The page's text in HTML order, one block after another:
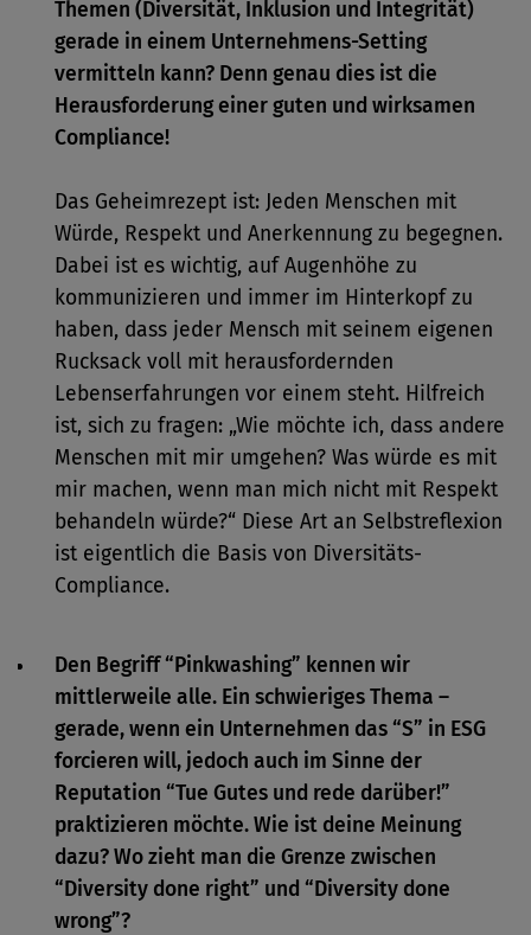
Themen (Diversität, Inklusion und Integrität)
gerade in einem Unternehmens-Setting
vermitteln kann? Denn genau dies ist die
Herausforderung einer guten und wirksamen
Compliance!
Das Geheimrezept ist: Jeden Menschen mit
Würde, Respekt und Anerkennung zu begegnen.
Dabei ist es wichtig, auf Augenhöhe zu
kommunizieren und immer im Hinterkopf zu
haben, dass jeder Mensch mit seinem eigenen
Rucksack voll mit herausfordernden
Lebenserfahrungen vor einem steht. Hilfreich
ist, sich zu fragen: „Wie möchte ich, dass andere
Menschen mit mir umgehen? Was würde es mit
mir machen, wenn man mich nicht mit Respekt
behandeln würde?“ Diese Art an Selbstreflexion
ist eigentlich die Basis von Diversitäts-
Compliance.
Den Begriff “Pinkwashing” kennen wir
mittlerweile alle. Ein schwieriges Thema –
gerade, wenn ein Unternehmen das “S” in ESG
forcieren will, jedoch auch im Sinne der
Reputation “Tue Gutes und rede darüber!”
praktizieren möchte. Wie ist deine Meinung
dazu? Wo zieht man die Grenze zwischen
“Diversity done right” und “Diversity done
wrong”?